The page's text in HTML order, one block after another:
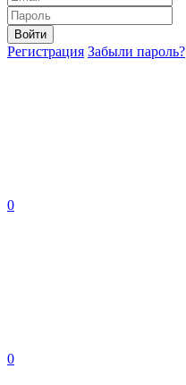
Войти
Регистрация Забыли пароль?
0
0